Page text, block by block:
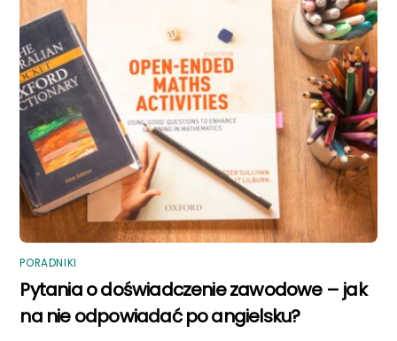
PORADNIKI
Pytania o doświadczenie zawodowe – jak
na nie odpowiadać po angielsku?